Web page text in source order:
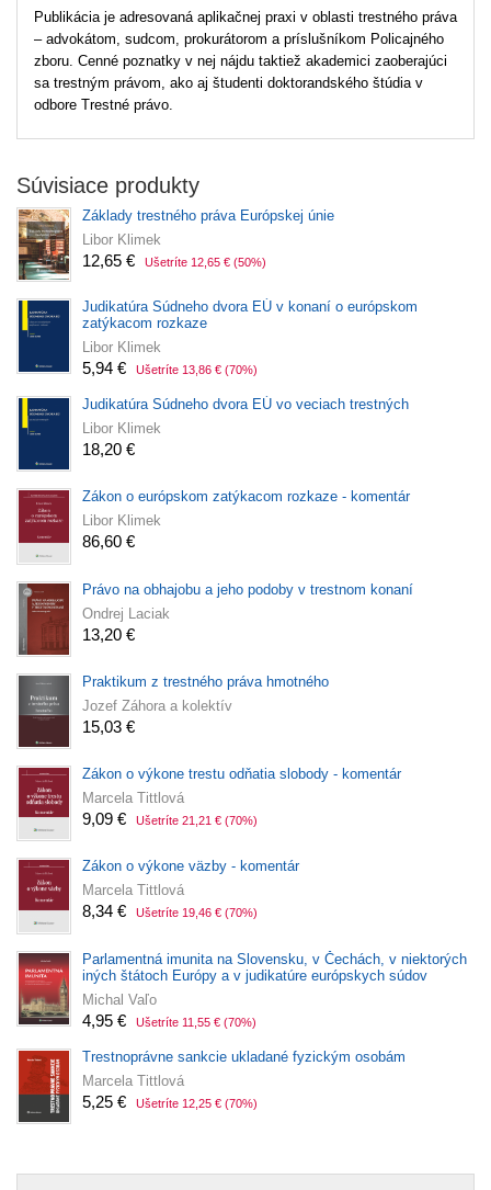
Publikácia je adresovaná aplikačnej praxi v oblasti trestného práva
– advokátom, sudcom, prokurátorom a príslušníkom Policajného
zboru. Cenné poznatky v nej nájdu taktiež akademici zaoberajúci
sa trestným právom, ako aj študenti doktorandského štúdia v
odbore Trestné právo.
Súvisiace produkty
Základy trestného práva Európskej únie
Libor Klimek
12,65 € Ušetríte 12,65 € (50%)
Judikatúra Súdneho dvora EÚ v konaní o európskom
zatýkacom rozkaze
Libor Klimek
5,94 € Ušetríte 13,86 € (70%)
Judikatúra Súdneho dvora EÚ vo veciach trestných
Libor Klimek
18,20 €
Zákon o európskom zatýkacom rozkaze - komentár
Libor Klimek
86,60 €
Právo na obhajobu a jeho podoby v trestnom konaní
Ondrej Laciak
13,20 €
Praktikum z trestného práva hmotného
Jozef Záhora a kolektív
15,03 €
Zákon o výkone trestu odňatia slobody - komentár
Marcela Tittlová
9,09 € Ušetríte 21,21 € (70%)
Zákon o výkone väzby - komentár
Marcela Tittlová
8,34 € Ušetríte 19,46 € (70%)
Parlamentná imunita na Slovensku, v Čechách, v niektorých
iných štátoch Európy a v judikatúre európskych súdov
Michal Vaľo
4,95 € Ušetríte 11,55 € (70%)
Trestnoprávne sankcie ukladané fyzickým osobám
Marcela Tittlová
5,25 € Ušetríte 12,25 € (70%)